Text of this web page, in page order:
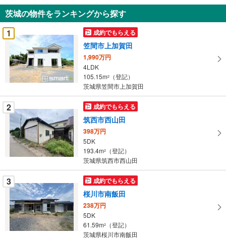
知
を
受
け
る
・
条
件
を
マ
イ
ペ
に
保
す
る
茨城の物件をランキングから探す
1
成約でもらえる
笠間市上加賀田
1,990万円
4LDK
105.15m2
（登記）
茨城県笠間市上加賀田
2 成約でもらえる
筑西市西山田
398万円
5DK
193.4m2
（登記）
茨城県筑西市西山田
3 成約でもらえる
桜川市南飯田
238万円
5DK
61.59m2
（登記）
茨城県桜川市南飯田